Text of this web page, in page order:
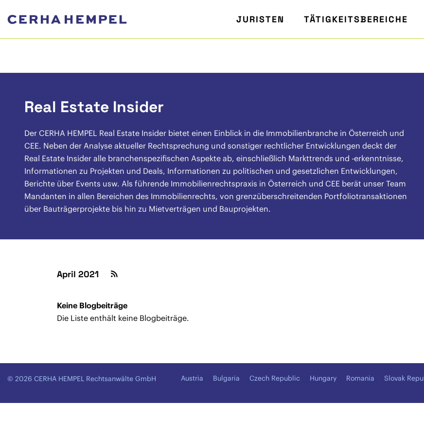
JURISTEN TÄTIGKEITSBEREICHE
Real Estate Insider
Der CERHA HEMPEL Real Estate Insider bietet einen Einblick in die Immobilienbranche in Österreich und
CEE. Neben der Analyse aktueller Rechtsprechung und sonstiger rechtlicher Entwicklungen deckt der
Real Estate Insider alle branchenspezifischen Aspekte ab, einschließlich Markttrends und -erkenntnisse,
Informationen zu Projekten und Deals, Informationen zu politischen und gesetzlichen Entwicklungen,
Berichte über Events usw. Als führende Immobilienrechtspraxis in Österreich und CEE berät unser Team
Mandanten in allen Bereichen des Immobilienrechts, von grenzüberschreitenden Portfoliotransaktionen
über Bauträgerprojekte bis hin zu Mietverträgen und Bauprojekten.
April 2021
Keine Blogbeiträge
Die Liste enthält keine Blogbeiträge.
© 2026 CERHA HEMPEL Rechtsanwälte GmbH Austria Bulgaria Czech Republic Hungary Romania Slovak